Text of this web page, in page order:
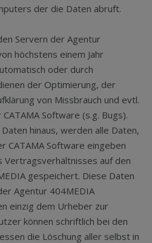
der die Daten abruft.
Servern der Agentur
höchstens einem Jahr
oder durch
der Optimierung, der
von Missbrauch und evtl.
Software (s.g. Bugs).
hinaus, werden alle Daten,
CATAMA Software eingeben
Vertragsverhältnisses auf den
gespeichert. Diese Daten
Agentur 404MEDIA
einzig dem Urheber zur
können schriftlich bei den
die Löschung aller selbst in